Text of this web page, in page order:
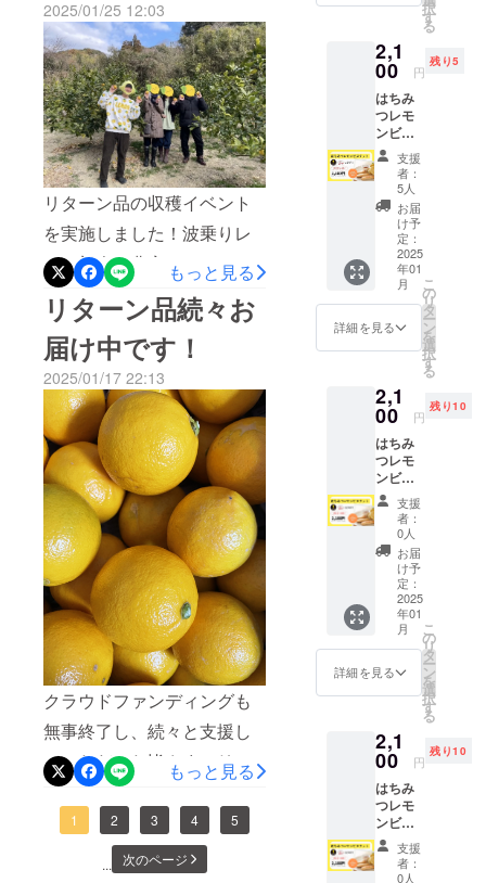
向けて、3種食べ比べセット
と 5種食べ比べセット もご
用意しております！クラウ
ドファンディングで応援し
てくださった皆さまに、今
年も“波に乗った旬のレモ
ン”をお届けできるのを楽し
みにしています。引き続
き、波乗りレモンを応援し
ていただけたら嬉しいで
す！
てのレモンや畑の様子を見
て今シーズンのイメージを
膨らませていました。香り
や酸味のわずかな違いを感
じ取りながら試食していま
した。今シーズンのレモン
緑茶は2月～3月ごろ完成予
定！まだ届いていない方は
もう少々お待ちください！
2025/01/25 12:03
リターン品の収穫イベント
を実施しました！波乗りレ
モン部会の農家さんとのお
話やレモンの食べ比べも
行って、楽しんでいただき
ました！ありがとうござい
ました！
もっと見る
リターン品続々お
届け中です！
2025/01/17 22:13
クラウドファンディングも
無事終了し、続々と支援し
ていただいた皆さまへリ
ターン品を発送しておりま
す！皆さまご支援ありがと
うございました！一つ一つ
もっと見る
1 2 3 4 5
... 次のページ
という
要望を
聞いて
スタッ
フが実
現させ
まし
た！ た
くさん
作って
余って
しまっ
ては悲
しいの
で、ぜ
ひみな
さん応
たしま
す！！
けは年
末～年
明けす
ぐの予
定で
す。 ・
商品サ
イズ：
148mm
× 縦
100mm
の2つの
ドをブ
レンド
したレ
モン緑
茶で
す！ ◯
名称 煎
（ティ
ーバッ
グ） ◯
内容量
1パック
（ティ
ーバッ
グ
2g×15
0×50㎜
程度 ○
原材料
茶、レ
モン
（静岡
県産）
○アレル
ギー表
示につ
いて
茶、レ
モン ○
賞味期
限 外装
に記載
〇お届
にお届
け予定
原材料
及び添
加物等
の食品
表示は
択
す
る
2,1
00 円
残り5
はちみ
つレモ
ンビス
ケット
【注】1
月13日
(月)発送
分（消
費期
限：1月
17日）
の注文
ページ
です。
静岡県
牧之原
みを
たっぷ
り詰め
込んだ
特別な
焼き菓
子が登
場！ 牧
之原市
産「波
乗りレ
モン」
と、香
り豊か
な牧之
原市産
はちみ
を贅沢
に使用
し、地
元の洋
菓子店
「サン
フラン
シスコ
パイハ
支援
者：
5人
お届
け予
定：
2025
年01
月
詳細を見る
こ
の
リ
タ
ー
ン
を
選
択
す
る
2,1
00 円
残り10
はちみ
つレモ
ンビス
ケット
【注】1
月27日
(月)発送
分（消
費期
限：1月
31日）
の注文
ページ
です。
静岡県
牧之原
みを
たっぷ
り詰め
込んだ
特別な
焼き菓
子が登
場！ 牧
之原市
支援
者：
0人
お届
け予
定：
2025
年01
月
詳細を見る
こ
の
リ
タ
ー
ン
を
選
択
す
る
2,1
00 円
残り10
はちみ
つレモ
ンビス
ケット
【注】2
月12日
支援
者：
0人